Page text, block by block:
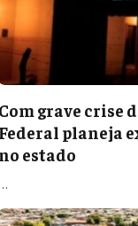
grave crise
planeja
estado